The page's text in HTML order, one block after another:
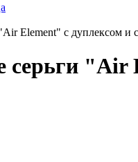
Element" с дуплексом и
серьги "Air